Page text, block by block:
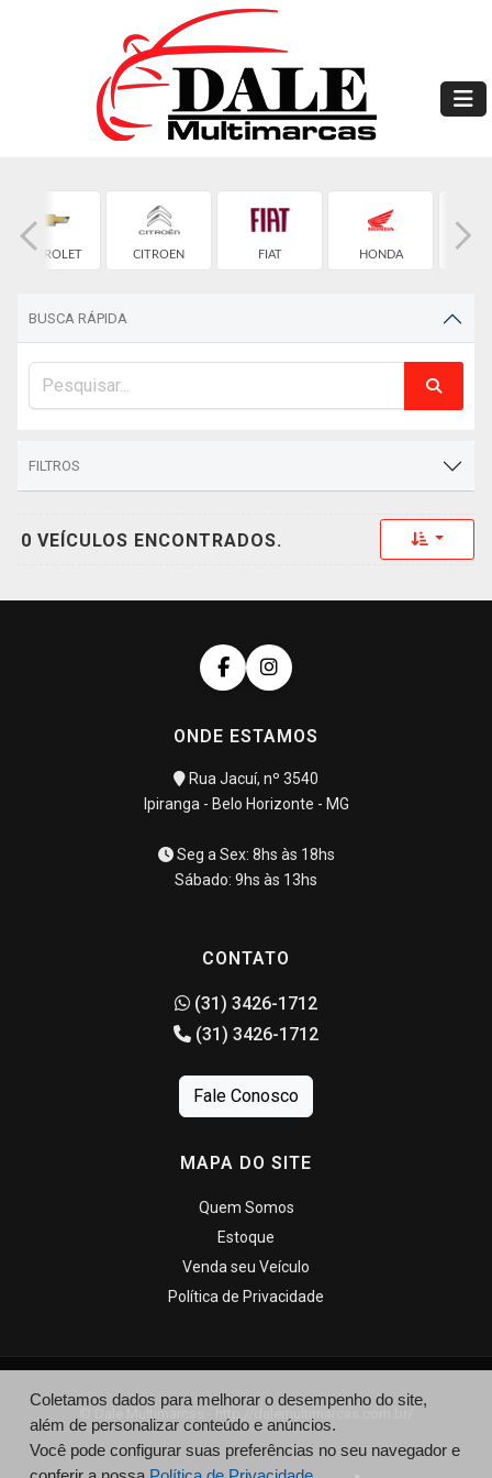
CHEVROLET CITROEN FIAT HONDA
BUSCA RÁPIDA
FILTROS
0 VEÍCULOS ENCONTRADOS. Toggle
ONDE ESTAMOS
Rua Jacuí, nº 3540
Ipiranga - Belo Horizonte - MG
Seg a Sex: 8hs às 18hs
Sábado: 9hs às 13hs
CONTATO
(31) 3426-1712
(31) 3426-1712
Fale Conosco
MAPA DO SITE
Quem Somos
Estoque
Venda seu Veículo
Política de Privacidade
© Dale Multimarcas - http://dalemultimarcas.com.br/
Coletamos dados para melhorar o desempenho do site,
além de personalizar conteúdo e anúncios.
Você pode configurar suas preferências no seu navegador e